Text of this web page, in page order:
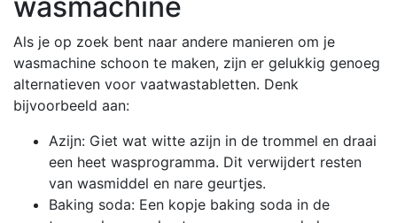
Als je op zoek bent naar andere manieren om je
wasmachine schoon te maken, zijn er gelukkig genoeg
alternatieven voor vaatwastabletten. Denk
bijvoorbeeld aan:
Azijn: Giet wat witte azijn in de trommel en draai
een heet wasprogramma. Dit verwijdert resten
van wasmiddel en nare geurtjes.
Baking soda: Een kopje baking soda in de